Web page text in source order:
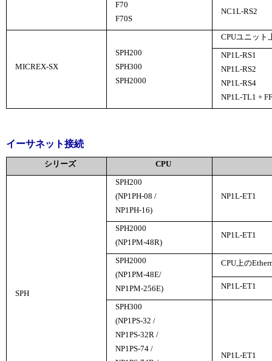
F70
F70S
NC1L-RS2
MICREX-SX
SPH200
SPH300
SPH2000
CPUユニット
NP1L-RS1
NP1L-RS2
NP1L-RS4
NP1L-TL1 +
イーサネット接続
シリーズ CPU
SPH
SPH200
(NP1PH-08 /
NP1PH-16)
NP1L-ET1
SPH2000
(NP1PM-48R)
NP1L-ET1
SPH2000
(NP1PM-48E/
NP1PM-256E)
CPU上の
NP1L-ET1
SPH300
(NP1PS-32 /
NP1PS-32R /
NP1PS-74 /
NP1L-ET1